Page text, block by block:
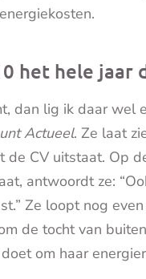
het hele jaar
dan lig ik daar wel
Actueel. Ze laat
de CV uitstaat. Op
antwoordt ze:
Ze loopt nog
de tocht van
om haar